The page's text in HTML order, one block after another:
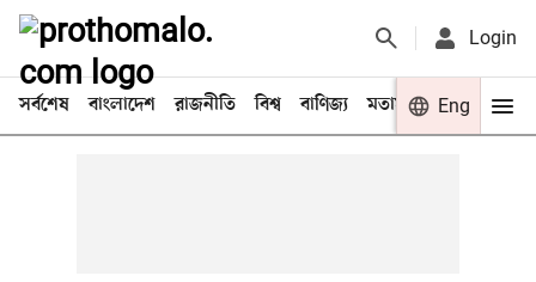
Login
সর্বশেষ বাংলাদেশ রাজনীতি বিশ্ব বাণিজ্য মতামত খেলা
Eng